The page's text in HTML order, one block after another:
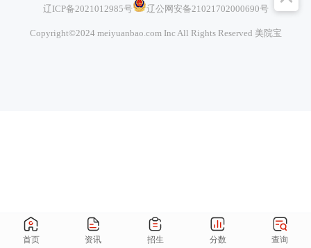
首页 资讯 招生 分数 查询
辽ICP备2021012985号 辽公网安备21021702000690号
Copyright©2024 meiyuanbao.com Inc All Rights Reserved 美院宝